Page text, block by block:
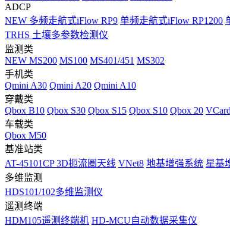
ADCP
NEW 多频走航式iFlow RP9 单频走航式iFlow RP1200
TRHS 土壤多参数检测仪
监测类
NEW MS200 MS100 MS401/451 MS302
手机类
Qmini A30 Qmini A20 Qmini A10
穿戴类
Qbox B10 Qbox S30 Qbox S15 Qbox S10 Qbox 20 VCard
车载类
Qbox M50
基准站类
AT-45101CP 3D扼流圈天线 VNet8 地基增强系统 星基
多维监测
HDS101/102多维监测仪
遥测终端
HDM105遥测终端机 HD-MCU自动数据采集仪